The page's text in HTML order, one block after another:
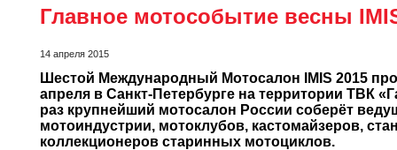
Главное мотособытие весны
14 апреля 2015
Шестой Международный Мотосалон IMIS 2015
апреля в Санкт-Петербурге на территории ТВК
раз крупнейший мотосалон России соберёт
мотоиндустрии, мотоклубов, кастомайзеров,
коллекционеров старинных мотоциклов.